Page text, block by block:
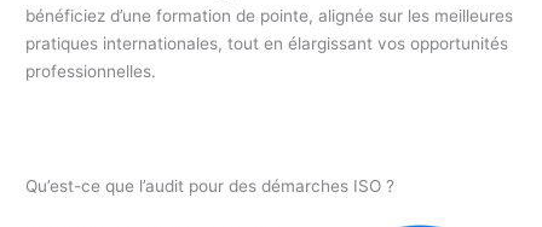
bénéficiez d’une formation de pointe, alignée sur les meilleures
pratiques internationales, tout en élargissant vos opportunités
professionnelles.
Qu’est-ce que l’audit pour des démarches ISO ?